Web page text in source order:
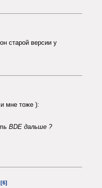
старой версии у
и мне тоже ):
BDE дальше ?
[6]